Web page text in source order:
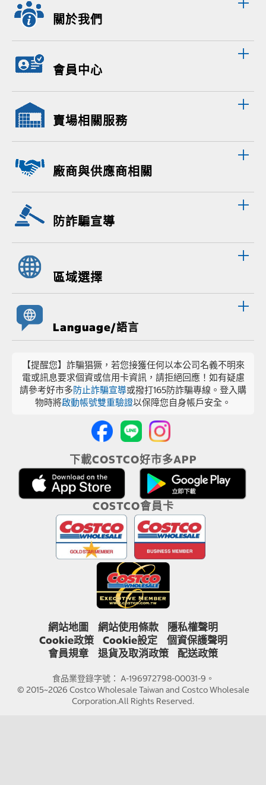
關於我們
會員中心
賣場相關服務
廠商與供應商相關
防詐騙宣導
區域選擇
Language/語言
【提醒您】詐騙猖獗，若您接獲任何以本公司名義不明來
電或訊息要求個資或信用卡資訊，請拒絕回應！如有疑慮
請參考好市多防止詐騙宣導或撥打165防詐騙專線。登入購
物時將啟動帳號雙重驗證以保障您自身帳戶安全。
下載COSTCO好市多APP
COSTCO會員卡
網站地圖 網站使用條款
隱私權聲明
Cookie政策
Cookie設定
個資保護聲明
會員規章
退貨及取消政策 配送政策
食品業登錄字號： A-196972798-00031-9。
© 2015~2026 Costco Wholesale Taiwan and Costco Wholesale
Corporation.All Rights Reserved.